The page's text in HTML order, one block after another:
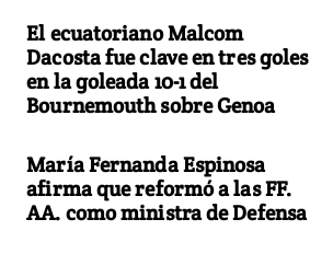
El ecuatoriano Malcom
Dacosta fue clave en tres goles
en la goleada 10-1 del
Bournemouth sobre Genoa
María Fernanda Espinosa
afirma que reformó a las FF.
AA. como ministra de Defensa